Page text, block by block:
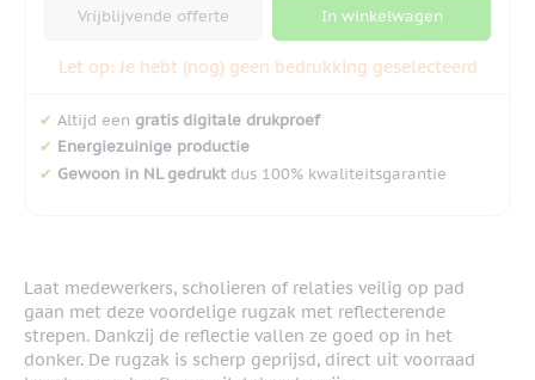
Vrijblijvende offerte In winkelwagen
Let op: Je hebt (nog) geen bedrukking geselecteerd
✔ Altijd een gratis digitale drukproef
✔ Energiezuinige productie
✔ Gewoon in NL gedruktdus 100% kwaliteitsgarantie
Laat medewerkers, scholieren of relaties veilig op pad
gaan met deze voordelige rugzak met reflecterende
strepen. Dankzij de reflectie vallen ze goed op in het
donker. De rugzak is scherp geprijsd, direct uit voorraad